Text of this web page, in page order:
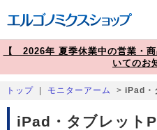
【 2026年 夏季休業中の営業・
いてのお
トップ モニターアーム > iPad・
iPad・タブレット